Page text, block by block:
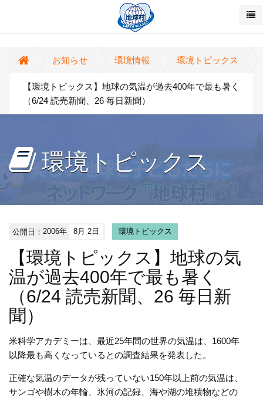
お知らせ 環境情報 環境トピックス
【環境トピックス】地球の気温が過去400年で最も暑く
（6/24 読売新聞、26 毎日新聞）
環境トピックス
公開日：2006年 8月 2日 環境トピックス
【環境トピックス】地球の気
温が過去400年で最も暑く
（6/24 読売新聞、26 毎日新
聞）
米科学アカデミーは、最近25年間の世界の気温は、1600年
以降最も高くなっているとの調査結果を発表した。
正確な気温のデータが残っていない150年以上前の気温は、
サンゴや樹木の年輪、氷河の記録、海や湖の堆積物などの